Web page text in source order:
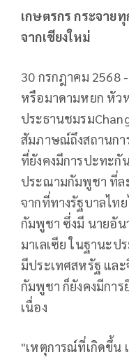
เกษตรกร กระจาย
จากเชียงใหม่
30 กรกฎาคม 2568
หรือมาดามหยก หัว
ประธานชมรม
สัมภาษณ์ถึงสถานก
ที่ยังคงมีการปะทะกั
ประณามกัมพูชา ที่ล
จากที่ทางรัฐบาลไท
กัมพูชา ซึ่งมี นายอัน
มาเลเซีย ในฐานะป
มีประเทศสหรัฐ แล
กัมพูชา ก็ยังคงมีการ
เนื่อง
"เหตุการณ์ที่เกิดขึ้น